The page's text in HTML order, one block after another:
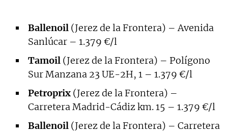
Ballenoil (Jerez de la Frontera) – Avenida
Sanlúcar – 1.379 €/l
Tamoil (Jerez de la Frontera) – Polígono
Sur Manzana 23 UE-2H, 1 – 1.379 €/l
Petroprix (Jerez de la Frontera) –
Carretera Madrid-Cádiz km. 15 – 1.379 €/l
Ballenoil (Jerez de la Frontera) – Carretera